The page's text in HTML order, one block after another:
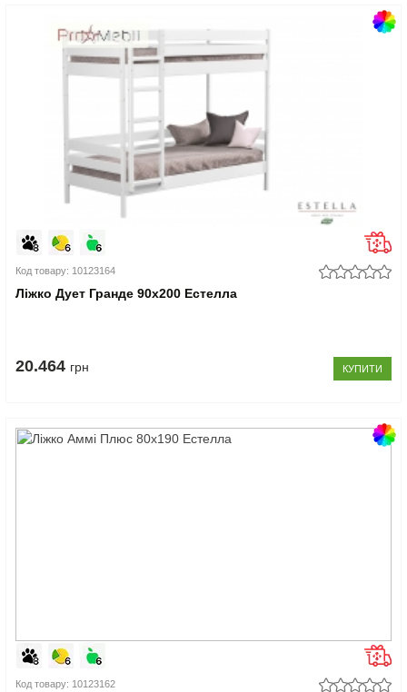
Код товару: 10123164
Ліжко Дует Гранде 90x200 Естелла
20.464 грн КУПИТИ
Код товару: 10123162